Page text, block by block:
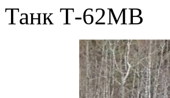
Танк Т-62МВ